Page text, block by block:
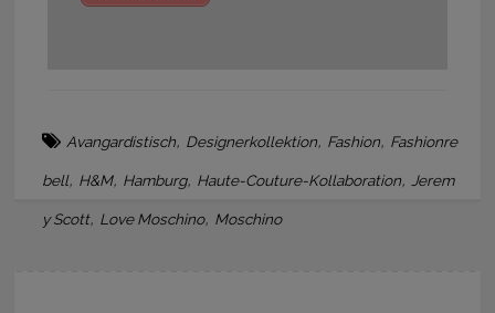
Avangardistisch, Designerkollektion, Fashion, Fashionre
bell, H&M, Hamburg, Haute-Couture-Kollaboration,Jerem
y Scott, Love Moschino, Moschino